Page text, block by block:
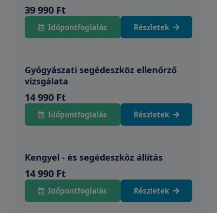
39 990 Ft
Időpontfoglalás Részletek
Gyógyászati segédeszköz ellenőrző
vizsgálata
14 990 Ft
Időpontfoglalás Részletek
Kengyel - és segédeszköz állítás
14 990 Ft
Időpontfoglalás Részletek